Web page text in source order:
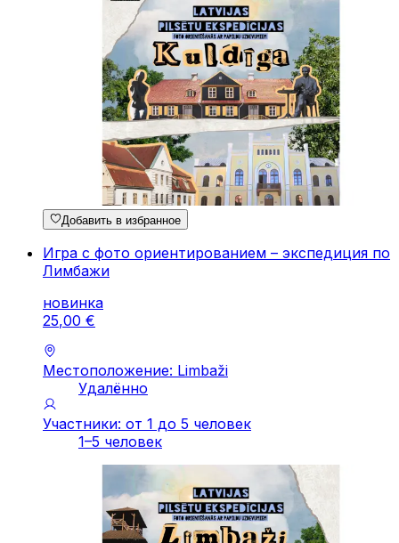
Добавить в избранное
Игра с фото ориентированием – экспедиция по
Лимбажи
новинка
25,00 €
Местоположение: Limbaži
Удалённо
Участники: от 1 до 5 человек
1–5 человек